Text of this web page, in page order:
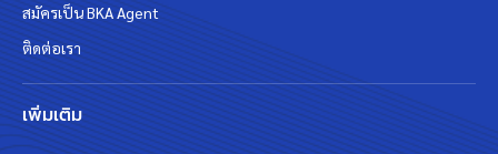
สมัครเป็น BKA Agent
ติดต่อเรา
เพิ่มเติม